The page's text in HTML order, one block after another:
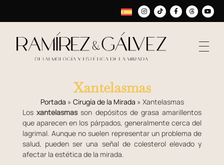
Xantelasmas
Portada » Cirugía de la Mirada » Xantelasmas
Losxantelasmasson depósitos de grasa amarillentos
que aparecen en los párpados, generalmente cerca del
lagrimal. Aunque no suelen representar un problema de
salud, pueden ser una señal de colesterol elevado y
afectar la estética de la mirada.